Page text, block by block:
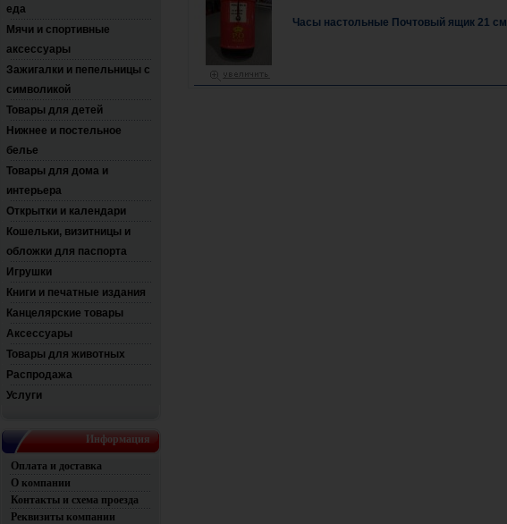
еда
Мячи и спортивные
аксессуары
Зажигалки и пепельницы с
символикой
Товары для детей
Нижнее и постельное
белье
Товары для дома и
интерьера
Открытки и календари
Кошельки, визитницы и
обложки для паспорта
Игрушки
Книги и печатные издания
Канцелярские товары
Аксессуары
Товары для животных
Распродажа
Услуги
Информация
Оплата и доставка
О компании
Контакты и схема проезда
Реквизиты компании
Часы настольные Почтовый ящик 21 см